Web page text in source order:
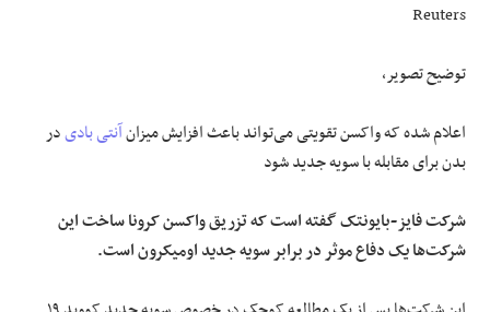
Reuters
توضیح تصویر،
اعلام شده که واکسن تقویتی می‌تواند باعث افزایش میزانآنتی بادیدر
بدن برای مقابله با سویه جدید شود
شرکت فایز-بایونتک گفته است که تزریق واکسن کرونا ساخت این
شرکت‌ها یک دفاع موثر در برابر سویه جدید اومیکرون است.